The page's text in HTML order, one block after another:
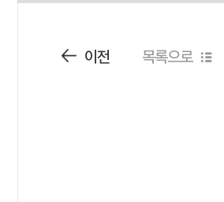
이전 목록으로